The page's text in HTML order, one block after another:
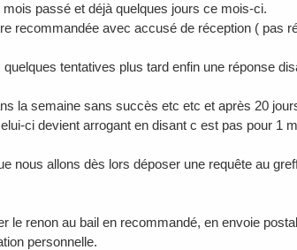
passé et déjà quelques jours ce mois-ci.
recommandée avec accusé de réception ( pas
tentatives plus tard enfin une réponse
la semaine sans succès etc etc et après 20
ci devient arrogant en disant c est pas pour 1
nous allons dès lors déposer une requête au
le renon au bail en recommandé, en envoie
personnelle.